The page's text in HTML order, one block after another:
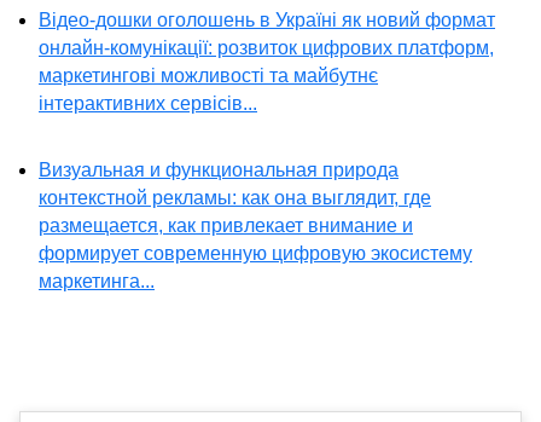
Відео-дошки оголошень в Україні як новий формат
онлайн-комунікації: розвиток цифрових платформ,
маркетингові можливості та майбутнє
інтерактивних сервісів...
Визуальная и функциональная природа
контекстной рекламы: как она выглядит, где
размещается, как привлекает внимание и
формирует современную цифровую экосистему
маркетинга...